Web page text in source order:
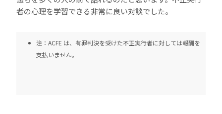
者の心理を学習できる非常に良い対談でした。
注：ACFE は、有罪判決を受けた不正実行者に対しては報酬を
支払いません。